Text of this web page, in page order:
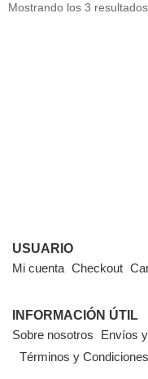
Mostrando los 3 resultados
USUARIO
Mi cuenta Checkout
INFORMACIÓN ÚTIL
Sobre nosotros
Envíos
Términos y Condiciones